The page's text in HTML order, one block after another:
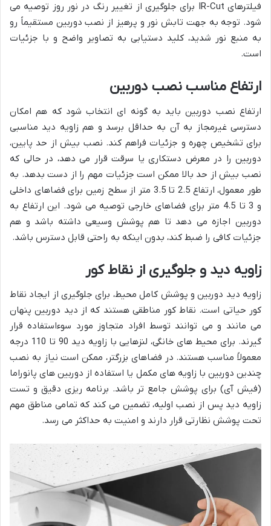
فیلترهای IR-Cut برای جلوگیری از تغییر رنگ در نور روز توصیه می
شود. توجه به جهت تابش نور و پرهیز از نصب دوربین مستقیماً رو
به منبع نور شدید، کلید دستیابی به تصاویر واضح و با جزئیات
است.
ارتفاع مناسب نصب دوربین
ارتفاع نصب دوربین باید به گونه ای انتخاب شود که هم امکان
دسترسی غیرمجاز به آن به حداقل برسد و هم زاویه دید مناسبی
برای تشخیص چهره و جزئیات فراهم کند. نصب بیش از حد پایین،
دوربین را در معرض دستکاری یا سرقت قرار می دهد، در حالی که
نصب بیش از حد بالا ممکن است جزئیات مهم را از دست بدهد. به
طور معمول، ارتفاع 2.5 تا 3.5 متر از سطح زمین برای فضاهای داخلی
و 3 تا 4.5 متر برای فضاهای خارجی توصیه می شود. این ارتفاع به
دوربین اجازه می دهد تا هم پوشش وسیعی داشته باشد و هم
جزئیات کافی را ضبط کند، بدون اینکه به راحتی قابل دسترس باشد.
زاویه دید و جلوگیری از نقاط کور
زاویه دید دوربین و پوشش کامل محیط، برای جلوگیری از ایجاد نقاط
کور حیاتی است. نقاط کور مناطقی هستند که از دید دوربین پنهان
می مانند و می توانند توسط افراد متجاوز مورد سوءاستفاده قرار
گیرند. برای محیط های خانگی، لنزهایی با زاویه دید 90 تا 110 درجه
معمولاً مناسب هستند. در فضاهای بزرگتر، ممکن است نیاز به نصب
چندین دوربین با زاویه های مکمل یا استفاده از دوربین های پانوراما
(فیش آی) برای پوشش جامع تر باشد. برنامه ریزی دقیق و تست
زاویه دید پس از نصب اولیه، تضمین می کند که تمامی مناطق مهم
تحت پوشش نظارتی قرار دارند و امنیت به حداکثر می رسد.